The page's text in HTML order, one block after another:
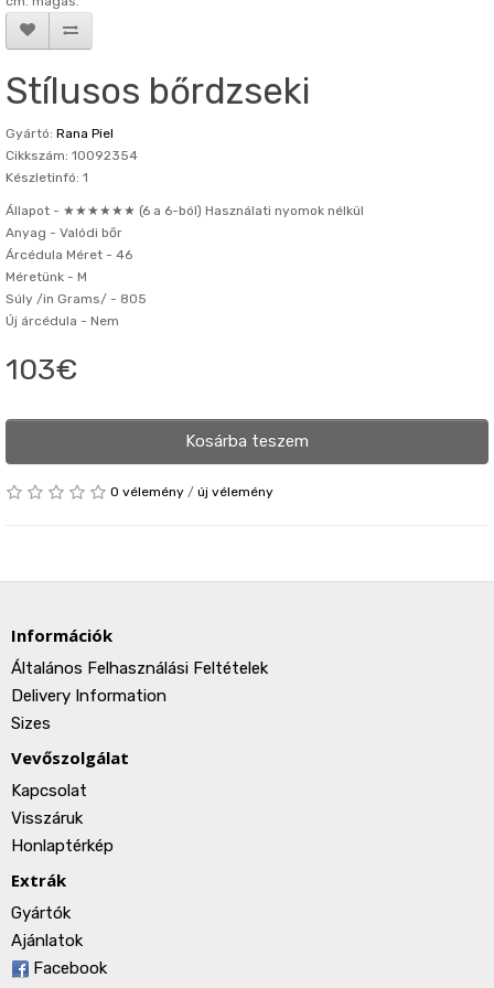
Stílusos bőrdzseki
Gyártó: Rana Piel
Cikkszám: 10092354
Készletinfó: 1
Állapot - ★★★★★★ (6 a 6-ból) Használati nyomok nélkül
Anyag - Valódi bőr
Árcédula Méret - 46
Méretünk - M
Súly /in Grams/ - 805
Új árcédula - Nem
103€
Kosárba teszem
0 vélemény / új vélemény
Információk
Általános Felhasználási Feltételek
Delivery Information
Sizes
Vevőszolgálat
Kapcsolat
Visszáruk
Honlaptérkép
Extrák
Gyártók
Ajánlatok
Facebook